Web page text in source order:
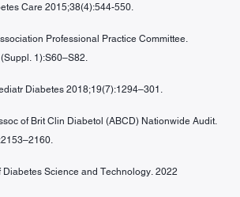
Care 2015;38(4):544-550.
Professional Practice Committee.
1):S60–S82.
Diabetes 2018;19(7):1294–301.
of Brit Clin Diabetol (ABCD) Nationwide Audit.
Diabetes Science and Technology. 2022